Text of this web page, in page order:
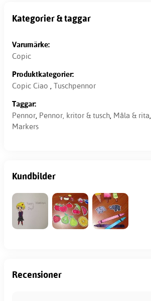
Kategorier & taggar
Varumärke:
Copic
Produktkategorier:
Copic Ciao , Tuschpennor
Taggar:
Pennor, Pennor, kritor & tusch, Måla & rita,
Markers
Kundbilder
Recensioner